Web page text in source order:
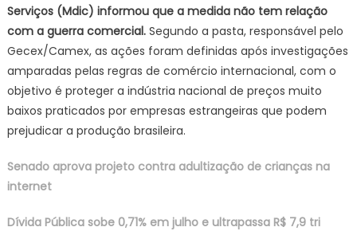
Serviços (Mdic) informou que a medida não tem relação
com a guerra comercial. Segundo a pasta, responsável pelo
Gecex/Camex, as ações foram definidas após investigações
amparadas pelas regras de comércio internacional, com o
objetivo é proteger a indústria nacional de preços muito
baixos praticados por empresas estrangeiras que podem
prejudicar a produção brasileira.
Senado aprova projeto contra adultização de crianças na
internet
Dívida Pública sobe 0,71% em julho e ultrapassa R$ 7,9 tri